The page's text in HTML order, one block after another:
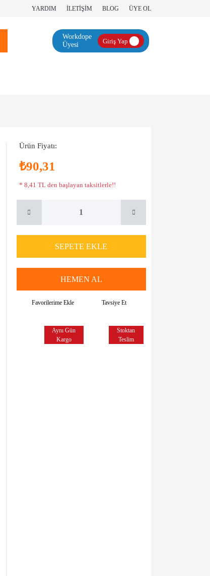
YARDIM İLETİŞİM BLOG ÜYE OL
Workdope
Üyesi
Giriş Yap
Ürün Fiyatı:
₺90,31
* 8,41 TL den başlayan taksitlerle!!
SEPETE EKLE
HEMEN AL
Tavsiye Et
Aynı Gün
Kargo
Stoktan
Teslim